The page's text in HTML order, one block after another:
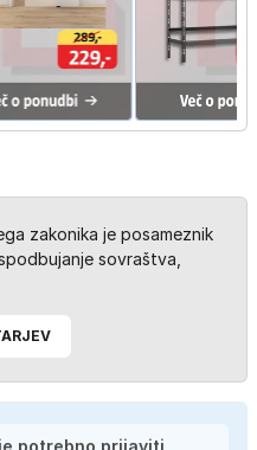
zakonika je posameznik
sovraštva,